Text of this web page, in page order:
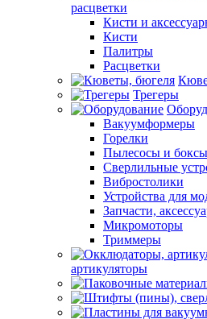
расцветки
Кисти и
Кисти
Палитры
Расцветки
Трегеры
Вакуумформеры
Горелки
Пылесосы и боксы
Сверлильные
Вибростолики
Устройства для
Запчасти,
Микромоторы
Триммеры
артикуляторы